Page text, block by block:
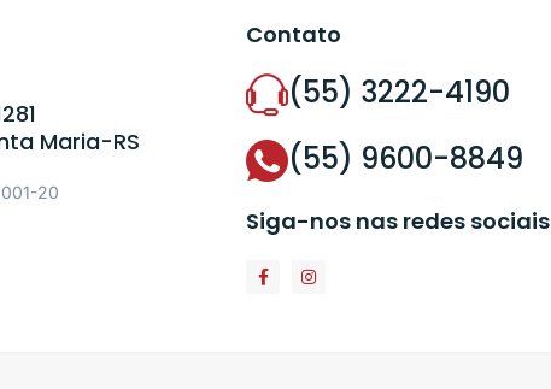
Maria-RS
20
Contato
(55) 3222-4190
(55) 9600-8849
Siga-nos nas redes sociais